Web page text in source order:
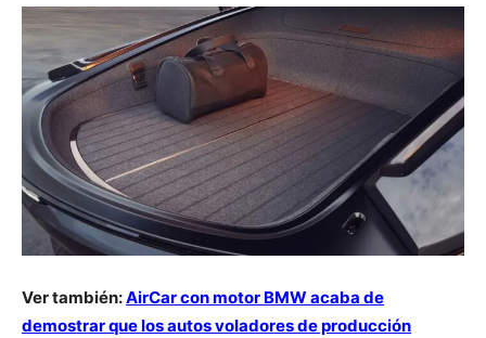
Ver también:AirCar con motor BMW acaba de
demostrar que los autos voladores de producción